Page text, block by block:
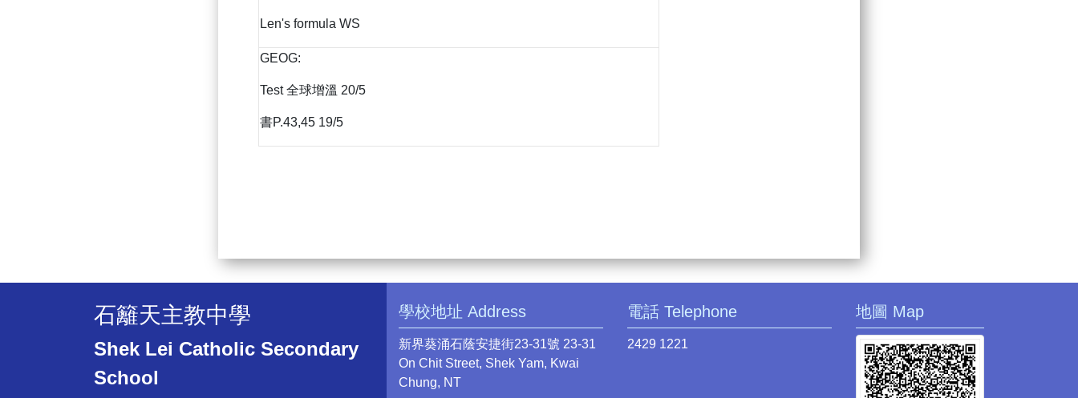
Len's formula WS
GEOG:
Test 全球增溫 20/5
書P.43,45 19/5
石籬天主教中學
Shek Lei Catholic Secondary
School
學校地址 Address
新界葵涌石蔭安捷街23-31號 23-31
On Chit Street, Shek Yam, Kwai
Chung, NT
電話 Telephone
2429 1221
地圖 Map